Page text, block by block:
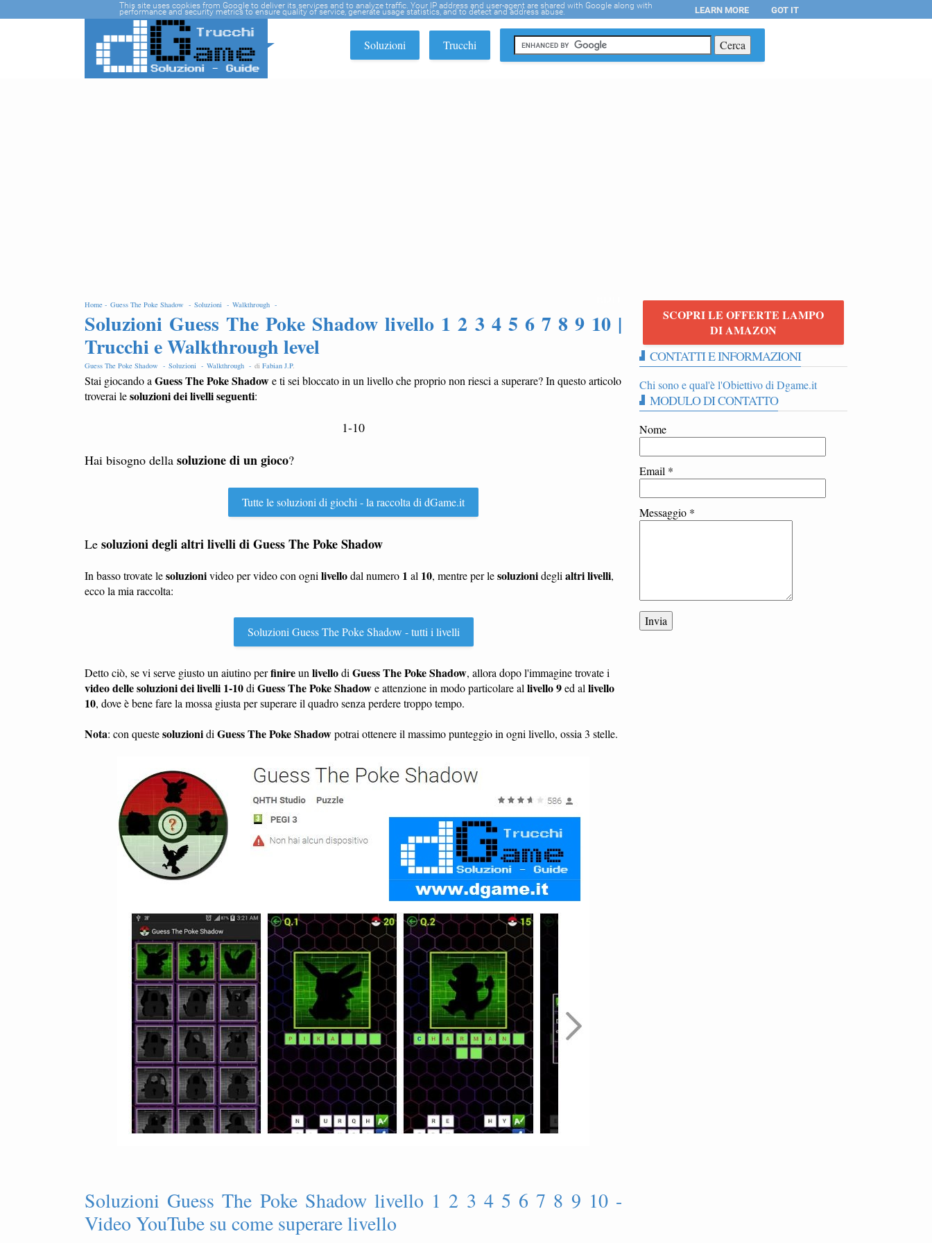
Soluzioni Trucchi
Home - Guess The Poke Shadow - Soluzioni - Walkthrough -
Soluzioni Guess The Poke Shadow livello 1 2 3 4 5 6 7 8 9 10 |
Trucchi e Walkthrough level
Guess The Poke Shadow - Soluzioni - Walkthrough - di Fabian J.P.
Stai giocando a Guess The Poke Shadowe ti sei bloccato in un livello che proprio non riesci a superare? In questo articolo
troverai lesoluzioni dei livelli seguenti:
1-10
Hai bisogno della soluzione di un gioco?
Tutte le soluzioni di giochi - la raccolta di dGame.it
Le soluzioni degli altri livelli di Guess The Poke Shadow
In basso trovate lesoluzionivideo per video con ogni livellodal numero 1 al 10, mentre per lesoluzionidegli altri livelli,
ecco la mia raccolta:
Soluzioni Guess The Poke Shadow - tutti i livelli
Detto ciò, se vi serve giusto un aiutino perfinireun livellodi Guess The Poke Shadow, allora dopo l'immagine trovate i
video delle soluzioni dei livelli 1-10di Guess The Poke Shadowe attenzione in modo particolare al livello 9ed al livello
10, dove è bene fare la mossa giusta per superare il quadro senza perdere troppo tempo.
Nota: con questesoluzionidi Guess The Poke Shadowpotrai ottenere il massimo punteggio in ogni livello, ossia 3 stelle.
Soluzioni Guess The Poke Shadow livello 1 2 3 4 5 6 7 8 9 10 -
Video YouTube su come superare livello
SCOPRI LE OFFERTE LAMPO
DI AMAZON
CONTATTI E INFORMAZIONI
Chi sono e qual'è l'Obiettivo di Dgame.it
MODULO DI CONTATTO
Nome
Email *
Messaggio *
This site uses cookies from Google to deliver its services and to analyze traffic. Your IP address and user-agent are shared with Google along with
performance and security metrics to ensure quality of service, generate usage statistics, and to detect and address abuse. LEARN MORE GOT IT